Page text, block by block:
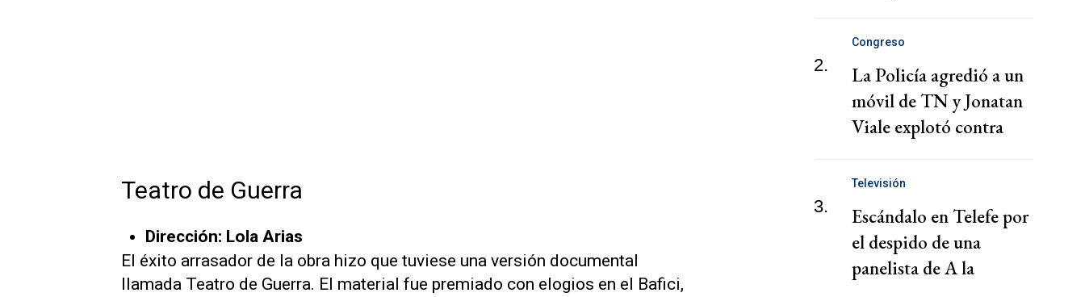
Teatro de Guerra
Dirección: Lola Arias
El éxito arrasador de la obra hizo que tuviese una versión documental
llamada Teatro de Guerra. El material fue premiado con elogios en el Bafici,
2.
Congreso
La Policía agredió a un
móvil de TN y Jonatan
Viale explotó contra
3.
Televisión
Escándalo en Telefe por
el despido de una
panelista de A la